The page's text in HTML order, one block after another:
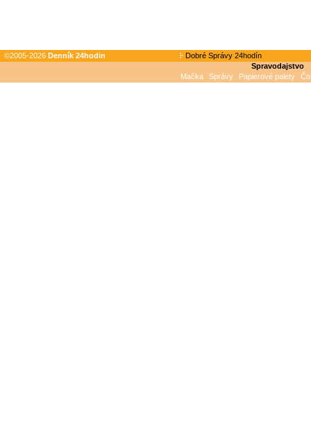
©2005-2026 Denník 24hodin
Dobré Správy 24hodín
Spravodajstvo
Mačka
Správy Papierové palety